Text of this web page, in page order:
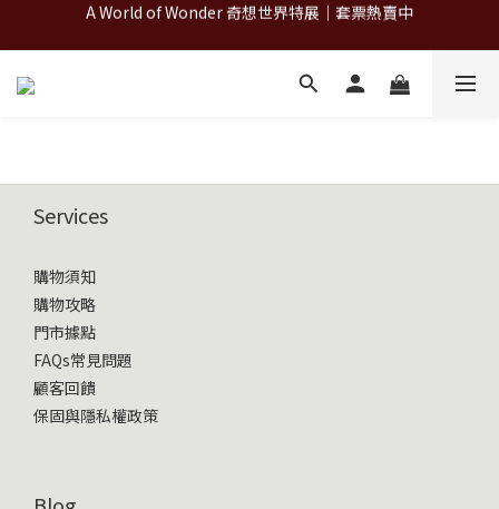
A World of Wonder 奇想世界特展｜套票熱賣中
古北町總代理官方商城 hegen/PARASOL/färska/Poled/MiaMily
Services
購物須知
購物攻略
門市據點
FAQs常見問題
顧客回饋
保固與隱私權政策